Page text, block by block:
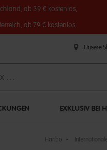
ab 39 € kostenlos,
ab 79 € kostenlos.
Unsere
EXKLUSIV BEI
Haribo